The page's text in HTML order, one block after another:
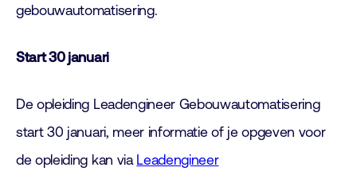
gebouwautomatisering.
Start 30 januari
De opleiding Leadengineer Gebouwautomatisering
start 30 januari, meer informatie of je opgeven voor
de opleiding kan via Leadengineer